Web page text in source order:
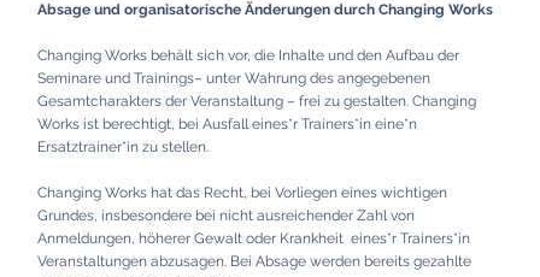
Absage und organisatorische Änderungen durch Changing Works
Changing Works behält sich vor, die Inhalte und den Aufbau der
Seminare und Trainings– unter Wahrung des angegebenen
Gesamtcharakters der Veranstaltung – frei zu gestalten. Changing
Works ist berechtigt, bei Ausfall eines*r Trainers*in eine*n
Ersatztrainer*in zu stellen.
Changing Works hat das Recht, bei Vorliegen eines wichtigen
Grundes, insbesondere bei nicht ausreichender Zahl von
Anmeldungen, höherer Gewalt oder Krankheit eines*r Trainers*in
Veranstaltungen abzusagen. Bei Absage werden bereits gezahlte